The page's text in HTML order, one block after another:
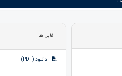
فایل ها
دانلود (PDF)